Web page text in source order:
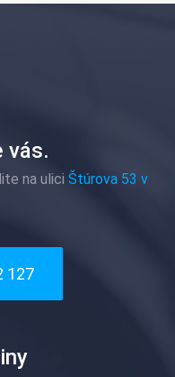
vás.
na ulici Štúrova 53 v
127